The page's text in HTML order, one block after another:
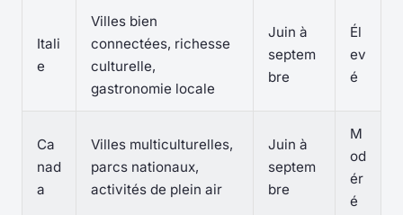
Itali
e
Villes bien
connectées, richesse
culturelle,
gastronomie locale
Juin à
septem
bre
Él
ev
é
Ca
nad
a
Villes multiculturelles,
parcs nationaux,
activités de plein air
Juin à
septem
bre
M
od
ér
é